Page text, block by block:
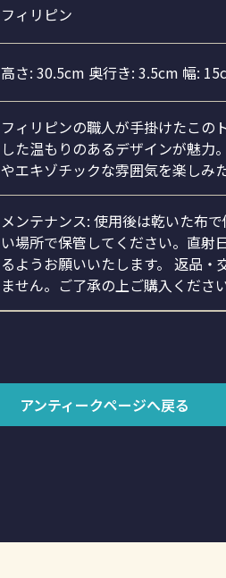
フィリピン
高さ: 30.5cm 奥行き: 3.5cm 幅:
フィリピンの職人が手掛けたこの
した温もりのあるデザインが魅力
やエキゾチックな雰囲気を楽しみ
メンテナンス: 使用後は乾いた布
い場所で保管してください。直射
るようお願いいたします。 返品・
ません。ご了承の上ご購入ください
アンティークページへ戻る